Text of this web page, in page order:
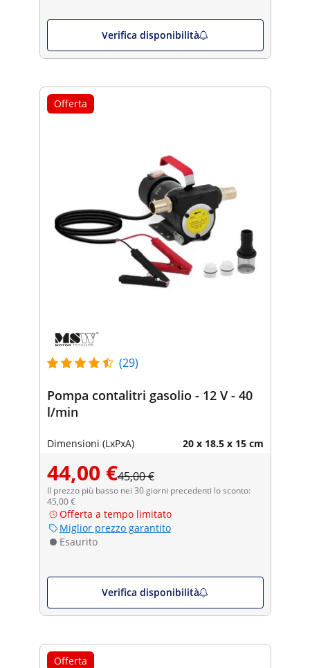
Verifica disponibilità
Offerta
(29)
Pompa contalitri gasolio - 12 V - 40
l/min
Dimensioni (LxPxA) 20 x 18.5 x 15 cm
44,00 €45,00 €
Il prezzo più basso nei 30 giorni precedenti lo sconto:
45,00 €
Offerta a tempo limitato
Miglior prezzo garantito
Esaurito
Verifica disponibilità
Offerta